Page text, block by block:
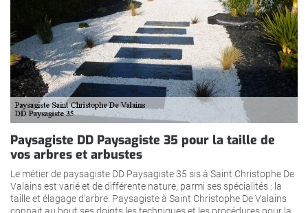
Paysagiste DD Paysagiste 35 pour la taille de
vos arbres et arbustes
Le métier de paysagiste DD Paysagiste 35 sis à Saint Christophe De
Valains est varié et de différente nature, parmi ses spécialités : la
taille et élagage d’arbre. Paysagiste à Saint Christophe De Valains
connait au bout ses doigts les techniques et les procédures pour la